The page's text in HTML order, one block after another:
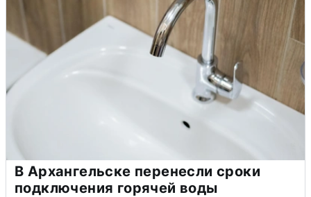
В Архангельске перенесли сроки
подключения горячей воды